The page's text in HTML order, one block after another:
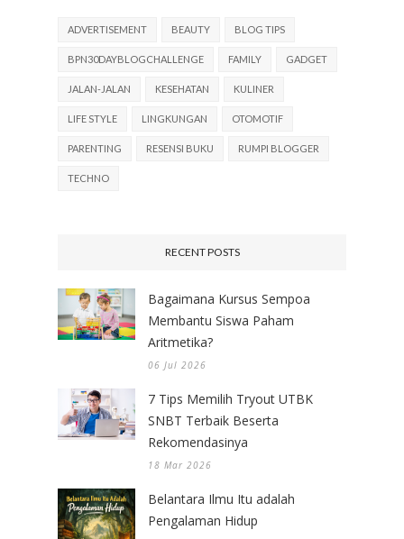
ADVERTISEMENT BEAUTY BLOG TIPS
BPN30DAYBLOGCHALLENGE FAMILY GADGET
JALAN-JALAN KESEHATAN KULINER
LIFE STYLE LINGKUNGAN OTOMOTIF
PARENTING RESENSI BUKU RUMPI BLOGGER
TECHNO
RECENT POSTS
Bagaimana Kursus Sempoa
Membantu Siswa Paham
Aritmetika?
06 Jul 2026
7 Tips Memilih Tryout UTBK
SNBT Terbaik Beserta
Rekomendasinya
18 Mar 2026
Belantara Ilmu Itu adalah
Pengalaman Hidup